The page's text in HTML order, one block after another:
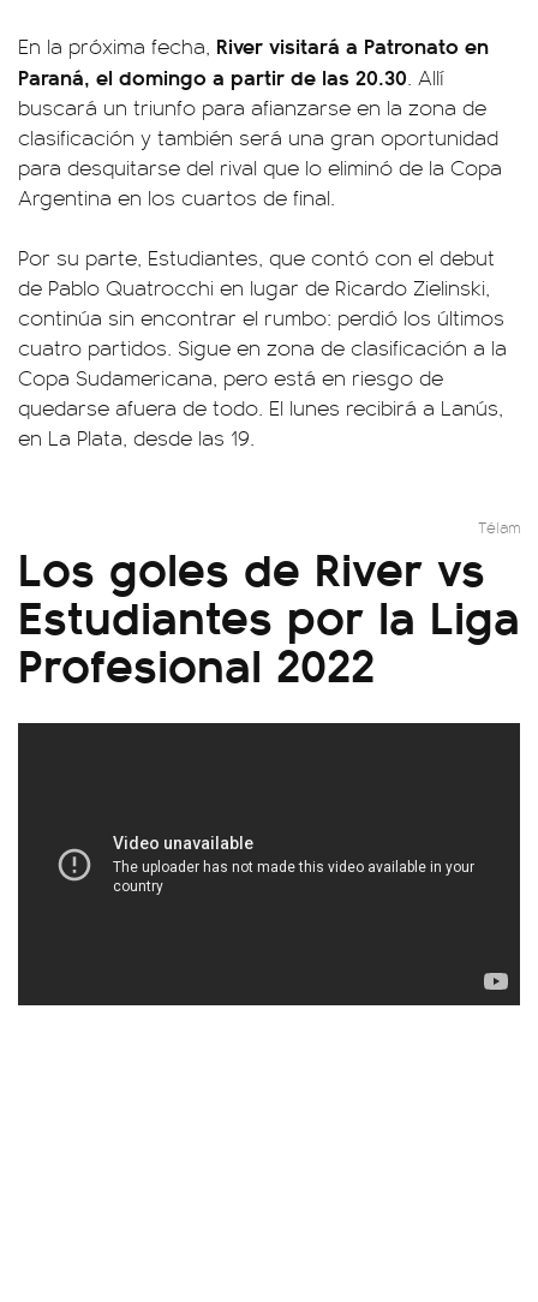
En la próxima fecha, River visitará a Patronato en
Paraná, el domingo a partir de las 20.30. Allí
buscará un triunfo para afianzarse en la zona de
clasificación y también será una gran oportunidad
para desquitarse del rival que lo eliminó de la Copa
Argentina en los cuartos de final.
Por su parte, Estudiantes, que contó con el debut
de Pablo Quatrocchi en lugar de Ricardo Zielinski,
continúa sin encontrar el rumbo: perdió los últimos
cuatro partidos. Sigue en zona de clasificación a la
Copa Sudamericana, pero está en riesgo de
quedarse afuera de todo. El lunes recibirá a Lanús,
en La Plata, desde las 19.
Télam
Los goles de River vs
Estudiantes por la Liga
Profesional 2022